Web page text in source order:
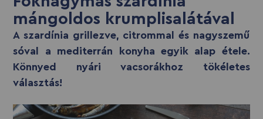
mángoldos krumplisalátával
A szardínia grillezve, citrommal és nagyszemű
sóval a mediterrán konyha egyik alap étele.
Könnyed nyári vacsorákhoz tökéletes
választás!